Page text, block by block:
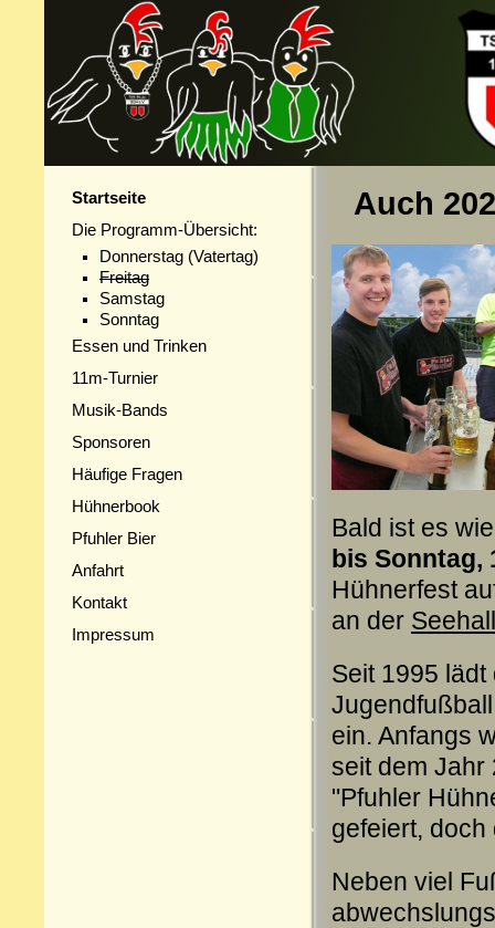
Startseite
Die Programm-Übersicht:
Donnerstag (Vatertag)
Freitag
Samstag
Sonntag
Essen und Trinken
11m-Turnier
Musik-Bands
Sponsoren
Häufige Fragen
Hühnerbook
Pfuhler Bier
Anfahrt
Kontakt
Impressum
Auch
Bald ist es
bis Sonntag,
Hühnerfest
an der
Seit 1995
ein. Anfangs
seit dem Jahr
"Pfuhler
gefeiert,
Neben viel